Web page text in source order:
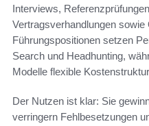
Interviews,
Vertragsverhandlungen sowie
Führungspositionen setzen
Search und Headhunting,
Modelle flexible
Der Nutzen ist klar: Sie
verringern Fehlbesetzungen